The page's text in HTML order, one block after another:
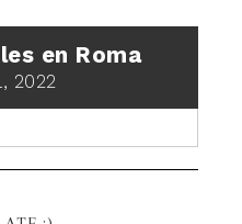
en Roma
2022